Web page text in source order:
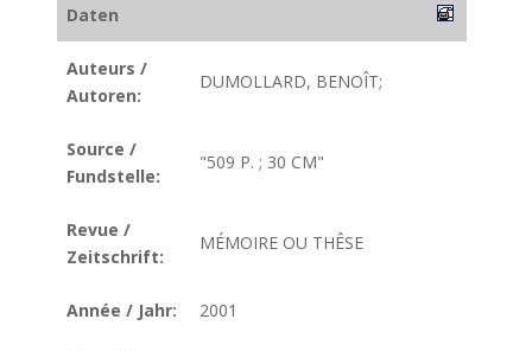
Daten
Auteurs /
Autoren:
DUMOLLARD, BENOÎT;
Source /
Fundstelle:
"509 P. ; 30 CM"
Revue /
Zeitschrift:
MÉMOIRE OU THÊSE
Année / Jahr: 2001